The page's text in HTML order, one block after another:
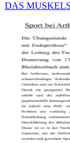
DAS